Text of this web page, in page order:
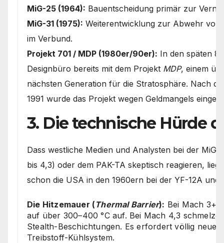
MiG-25 (1964): Bauentscheidung primär zur
MiG-31 (1975): Weiterentwicklung zur Abwehr
im Verbund.
Projekt 701 / MDP (1980er/90er): In den späten
Designbüro bereits mit dem Projekt MDP, einem
nächsten Generation für die Stratosphäre. Nach
1991 wurde das Projekt wegen Geldmangels
3. Die technische Hürde
Dass westliche Medien und Analysten bei der
bis 4,3) oder dem PAK-TA skeptisch reagieren,
schon die USA in den 1960ern bei der YF-12A und
Die Hitzemauer ( Thermal Barrier): Bei Mach 3+
auf über 300–400 °C auf. Bei Mach 4,3
Stealth-Beschichtungen. Es erfordert völlig neue
Treibstoff-Kühlsystem.